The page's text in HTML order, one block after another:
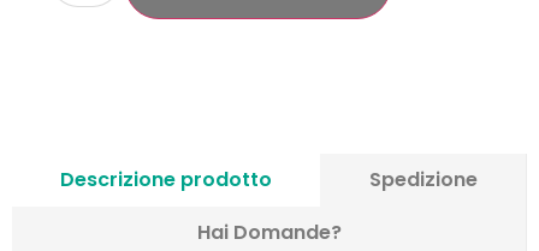
Descrizione prodotto
Spedizione
Hai Domande?